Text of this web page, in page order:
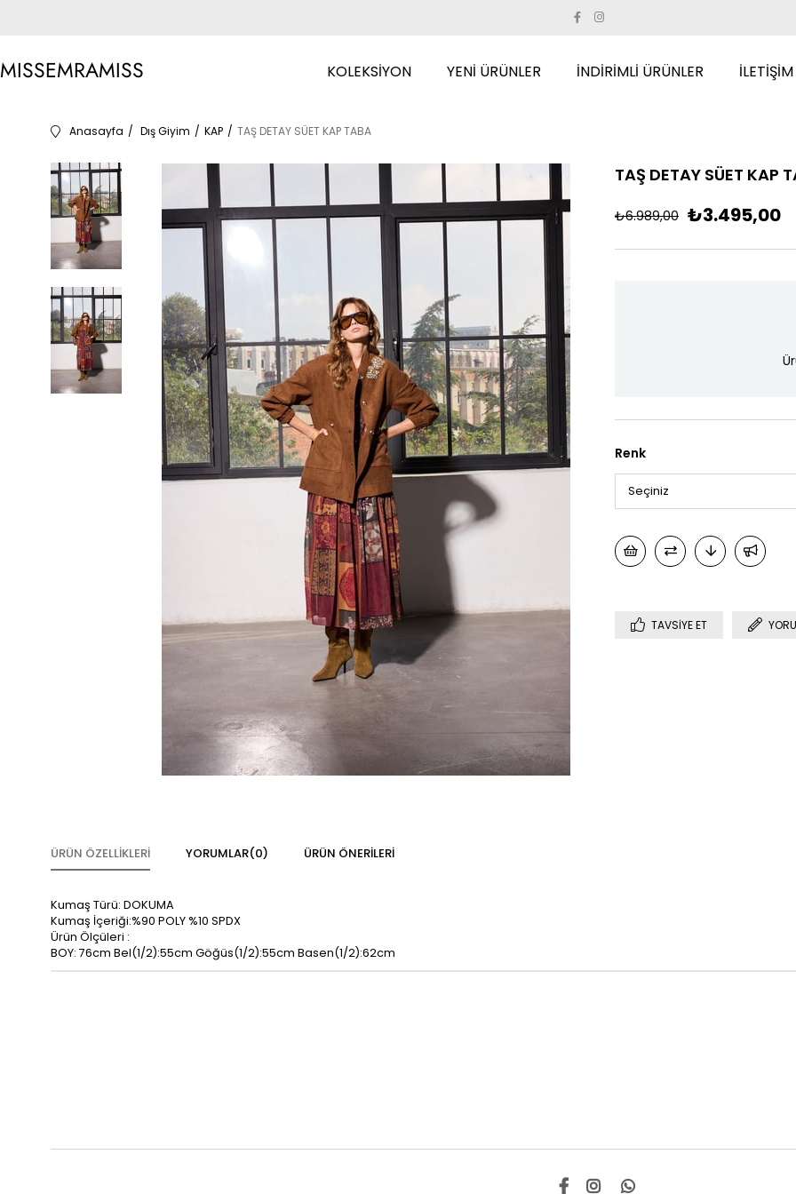
MISSEMRAMISS KOLEKSİYON YENİ ÜRÜNLER İNDİRİMLİ ÜRÜNLER İLETİŞİM
Anasayfa Dış Giyim KAP TAŞ DETAY SÜET KAP TABA
TAŞ DETAY SÜET KAP
₺6.989,00 ₺3.495,00
Renk
TAVSIYE ET
ÜRÜN ÖZELLIKLERI YORUMLAR(0) ÜRÜN ÖNERILERI
Kumaş Türü: DOKUMA
Kumaş İçeriği:%90 POLY %10 SPDX
Ürün Ölçüleri :
BOY: 76cm Bel(1/2):55cm Göğüs(1/2):55cm Basen(1/2):62cm